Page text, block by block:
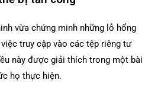
vừa chứng minh những lỗ hổng
truy cập vào các tệp riêng tư
này được giải thích trong một bài
họ thực hiện.